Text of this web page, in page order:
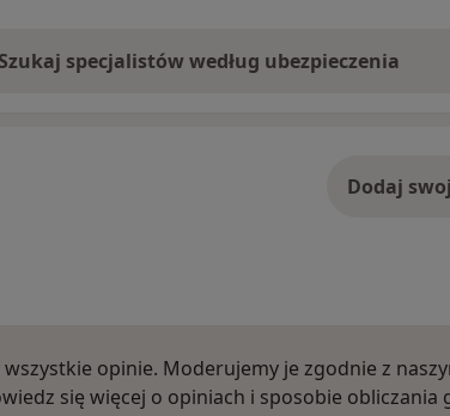
Szukaj specjalistów według ubezpieczenia
Dodaj
opinie. Moderujemy je zgodnie z
się więcej o opiniach i sposobie obliczania